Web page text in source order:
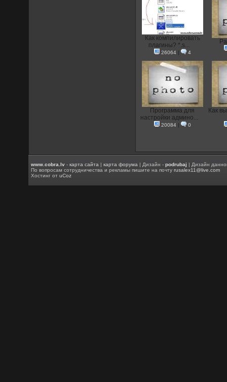
Как компилировать
плагины? *.s...
26064| 4
Программа для
настройки админо...
20084| 0
Как
www.cobra.lv -карта сайта |карта форума | Дизайн -podrubaj | Дизайн
По вопросам сотрудничества и рекламы пишите на почтуrusalex11@live.com
Хостинг отuCoz